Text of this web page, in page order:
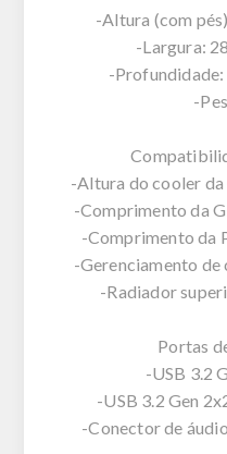
-Altura (com
-Largura:
-
-
-Altura do cooler da
-Comprimento da
-Comprimento da
-Gerenciamento de
-Radiador
Portas
-USB 3.2
-USB 3.2 Gen
-Conector de